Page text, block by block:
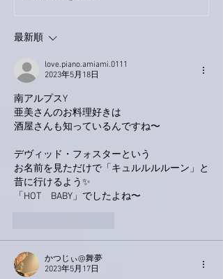
最新順
love.piano.amiami.0111
2023年5月18日
南アルプスY
亜美さんのお料理好きは
酒屋さんも知っているんですね〜
デヴィッド・フォスターという
お名前を見ただけで「キュルルルルーン」と
昔に行けるよう✨
「HOT　BABY」でしたよね〜
かつじぃ@舞夢
2023年5月17日